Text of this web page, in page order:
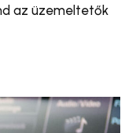
az üzemeltetők